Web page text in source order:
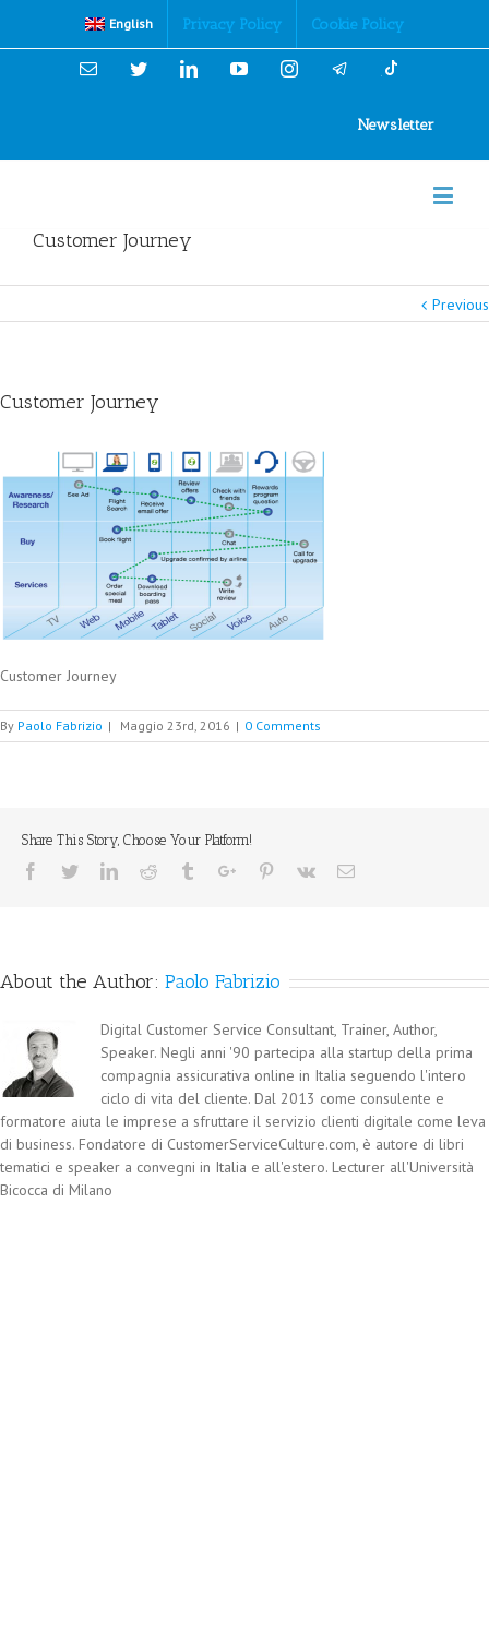
English Privacy Policy Cookie Policy
Email TwitterLinkedinYouTubeInstagram
Newsletter
Customer Journey
Previous
Customer Journey
Customer Journey
By Paolo Fabrizio | Maggio 23rd, 2016 | 0 Comments
Share This Story, Choose Your Platform!
Facebook
TwitterLinkedinReddit TumblrGoogle+Pinterest
Vk Email
About the Author: Paolo Fabrizio
Digital Customer Service Consultant, Trainer, Author,
Speaker. Negli anni '90 partecipa alla startup della prima
compagnia assicurativa online in Italia seguendo l'intero
ciclo di vita del cliente. Dal 2013 come consulente e
formatore aiuta le imprese a sfruttare il servizio clienti digitale come leva
di business. Fondatore di CustomerServiceCulture.com, è autore di libri
tematici e speaker a convegni in Italia e all'estero. Lecturer all'Università
Bicocca di Milano
Cookies Policy